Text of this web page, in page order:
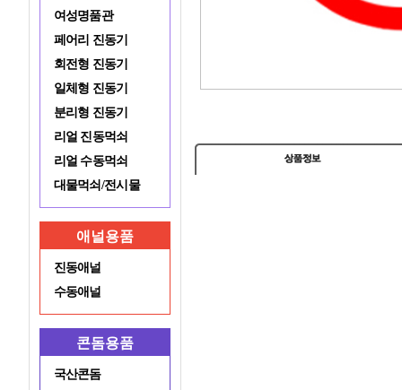
여성명품관
페어리 진동기
회전형 진동기
일체형 진동기
분리형 진동기
리얼 진동먹쇠
리얼 수동먹쇠
대물먹쇠/전시물
애널용품
진동애널
수동애널
콘돔용품
국산콘돔